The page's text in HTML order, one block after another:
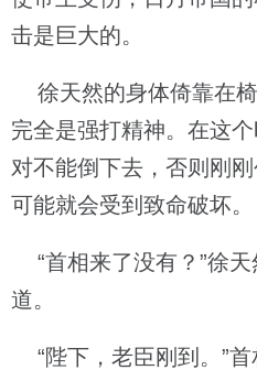
击是巨大的。
徐天然的身体倚靠在
完全是强打精神。在这
对不能倒下去，否则刚
可能就会受到致命破坏。
“首相来了没有？”徐
道。
“陛下，老臣刚到。”首